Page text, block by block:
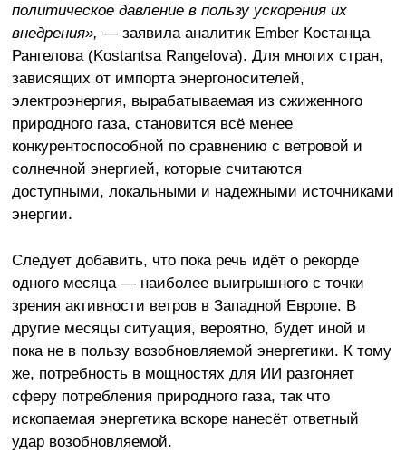
политическое давление в пользу ускорения их
внедрения», — заявила аналитик Ember Костанца
Рангелова (Kostantsa Rangelova). Для многих стран,
зависящих от импорта энергоносителей,
электроэнергия, вырабатываемая из сжиженного
природного газа, становится всё менее
конкурентоспособной по сравнению с ветровой и
солнечной энергией, которые считаются
доступными, локальными и надежными источниками
энергии.
Следует добавить, что пока речь идёт о рекорде
одного месяца — наиболее выигрышного с точки
зрения активности ветров в Западной Европе. В
другие месяцы ситуация, вероятно, будет иной и
пока не в пользу возобновляемой энергетики. К тому
же, потребность в мощностях для ИИ разгоняет
сферу потребления природного газа, так что
ископаемая энергетика вскоре нанесёт ответный
удар возобновляемой.